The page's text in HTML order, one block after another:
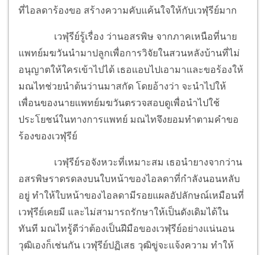
ที่ไอลดาร้องขอ สร้างความคับแค้นใจให้กับเวฬุรีย์มาก
เวฬุรีย์รู้เรื่อง ว่านอสรพิษ จากภาคเหนือที่นาย
แพทย์มฆวันนำมาปลูกเพื่อการวิจัยในสวนหลังบ้านที่ไม่
อนุญาตให้ใครเข้าไปได้ เธอแอบไปเอามาและขอร้องให้
มณไทช่วยนำต้นว่านมาสกัด โดยอ้างว่า จะนำไปให้
เพื่อนของนายแพทย์มฆวันตรวจสอบดูเพื่อนำไปใช้
ประโยชน์ในทางการแพทย์ มณไทจึงยอมทำตามคำขอ
ร้องของเวฬุรีย์
เวฬุรีย์รอจังหวะที่เหมาะสม เธอนำยางจากว่าน
อสรพิษราดรดลงบนใบหน้าของไอลดาที่กำลังนอนหลับ
อยู่ ทำให้ใบหน้าของไอลดามีรอยแผลอัปลักษณ์เหมือนที่
เวฬุรีย์เคยมี และไม่สามารถรักษาให้เป็นดังเดิมได้ใน
ทันที มณไทรู้ดีว่าต้องเป็นฝีมือของเวฬุรีย์อย่างแน่นอน
วุฒิเองก็เช่นกัน เวฬุรีย์ปฏิเสธ วุฒิขู่จะแจ้งความ ทำให้